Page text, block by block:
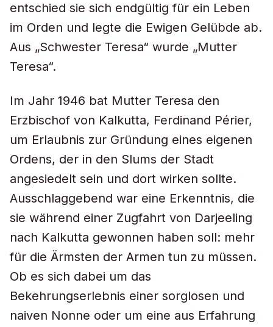
entschied sie sich endgültig für ein Leben
im Orden und legte die Ewigen Gelübde ab.
Aus „Schwester Teresa“ wurde „Mutter
Teresa“.
Im Jahr 1946 bat Mutter Teresa den
Erzbischof von Kalkutta, Ferdinand Périer,
um Erlaubnis zur Gründung eines eigenen
Ordens, der in den Slums der Stadt
angesiedelt sein und dort wirken sollte.
Ausschlaggebend war eine Erkenntnis, die
sie während einer Zugfahrt von Darjeeling
nach Kalkutta gewonnen haben soll: mehr
für die Ärmsten der Armen tun zu müssen.
Ob es sich dabei um das
Bekehrungserlebnis einer sorglosen und
naiven Nonne oder um eine aus Erfahrung